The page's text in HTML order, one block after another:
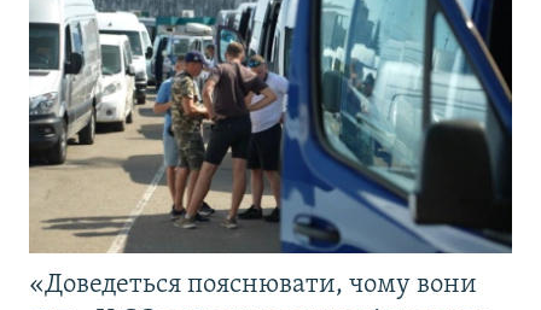
«Доведеться пояснювати, чому вони